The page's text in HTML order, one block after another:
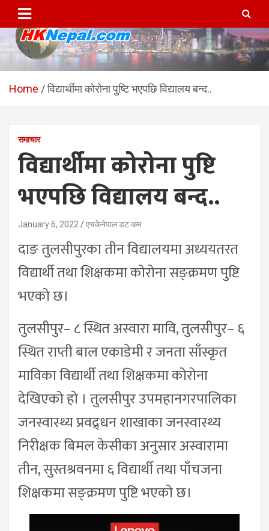
content
HKNepal.com – हङकङबाट
सञ्चालित पहिलो नेपाली अनलाईन
hknepal, hknepal.com, hk nepal, hk nepal com
Home विद्यार्थीमा कोरोना पुष्टि भएपछि विद्यालय बन्द..
समाचार
विद्यार्थीमा कोरोना पुष्टि
भएपछि विद्यालय बन्द..
January 6, 2022 एचकेनेपाल डट कम
दाङ तुलसीपुरका तीन विद्यालयमा अध्ययतरत
विद्यार्थी तथा शिक्षकमा कोरोना सङ्क्रमण पुष्टि
भएको छ।
तुलसीपुर– ८ स्थित अस्वारा मावि, तुलसीपुर– ६
स्थित राप्ती बाल एकाडेमी र जनता साँस्कृत
माविका विद्यार्थी तथा शिक्षकमा कोरोना
देखिएको हो । तुलसीपुर उपमहानगरपालिका
जनस्वास्थ्य प्रवद्र्धन शाखाका जनस्वास्थ्य
निरीक्षक बिमल केसीका अनुसार अस्वारामा
तीन, सुस्तश्रवनमा ६ विद्यार्थी तथा पाँचजना
शिक्षकमा सङ्क्रमण पुष्टि भएको छ।